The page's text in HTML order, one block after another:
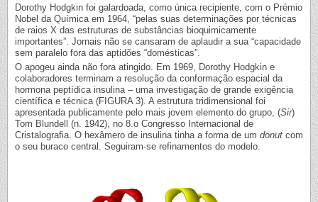
Dorothy Hodgkin foi galardoada, como única recipiente, com o Prémio
Nobel da Química em 1964, “pelas suas determinações por técnicas
de raios X das estruturas de substâncias bioquimicamente
importantes”. Jornais não se cansaram de aplaudir a sua “capacidade
sem paralelo fora das aptidões “domésticas”.
O apogeu ainda não fora atingido. Em 1969, Dorothy Hodgkin e
colaboradores terminam a resolução da conformação espacial da
hormona peptídica insulina – uma investigação de grande exigência
científica e técnica (FIGURA 3). A estrutura tridimensional foi
apresentada publicamente pelo mais jovem elemento do grupo, (Sir)
Tom Blundell (n. 1942), no 8.o Congresso Internacional de
Cristalografia. O hexâmero de insulina tinha a forma de um donut com
o seu buraco central. Seguiram-se refinamentos do modelo.